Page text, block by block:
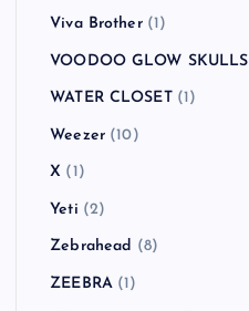
Viva Brother(1)
VOODOO GLOW SKULLS
WATER CLOSET(1)
Weezer(10)
X (1)
Yeti (2)
Zebrahead (8)
ZEEBRA(1)